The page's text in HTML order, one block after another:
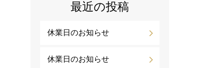
最近の投稿
休業日のお知らせ
休業日のお知らせ